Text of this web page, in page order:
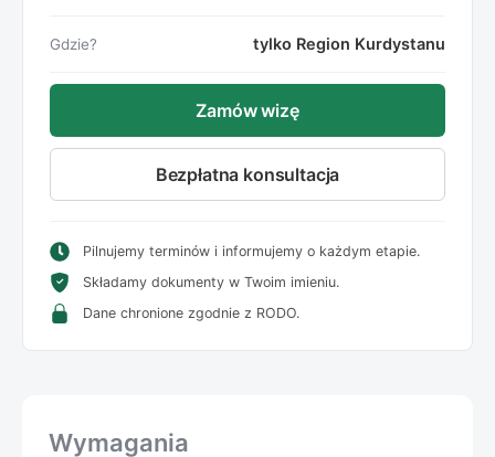
Gdzie? tylko Region Kurdystanu
Zamów wizę
Bezpłatna konsultacja
Pilnujemy terminów i informujemy o każdym etapie.
Składamy dokumenty w Twoim imieniu.
Dane chronione zgodnie z RODO.
Wymagania